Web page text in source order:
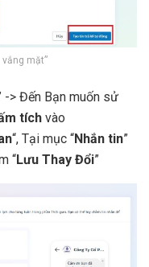
mặt”
-> Đến Bạn muốn sử
tích vào
“, Tại mục “Nhắn tin”
“Lưu Thay Đổi”